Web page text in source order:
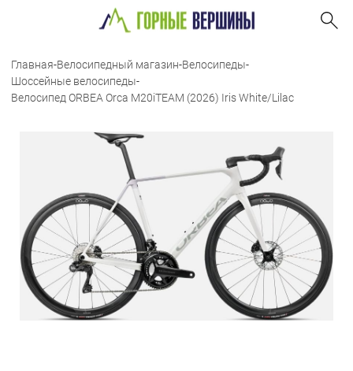
Главная-Велосипедный магазин-Велосипеды-
Шоссейные велосипеды-
Велосипед ORBEA Orca M20iTEAM (2026) Iris White/Lilac